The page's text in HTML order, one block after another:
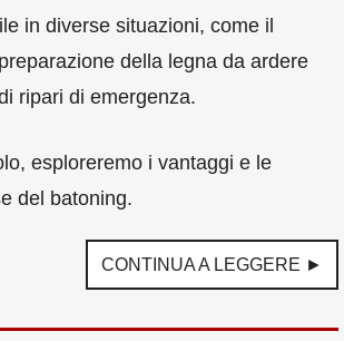
in diverse situazioni, come il
della legna da ardere
ripari di emergenza.
esploreremo i vantaggi e le
del batoning.
CONTINUA A LEGGERE ►